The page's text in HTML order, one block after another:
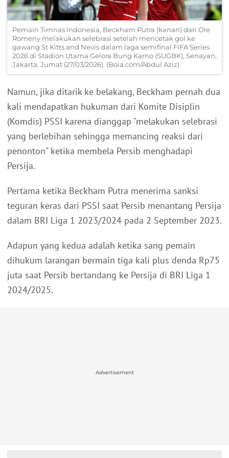
Pemain Timnas Indonesia, Beckham Putra (kanan) dan Ole
Romeny melakukan selebrasi setelah mencetak gol ke
gawang St Kitts and Nevis dalam laga semifinal FIFA Series
2026 di Stadion Utama Gelora Bung Karno (SUGBK), Senayan,
Jakarta, Jumat (27/03/2026). (Bola.com/Abdul Aziz)
Namun, jika ditarik ke belakang, Beckham pernah dua
kali mendapatkan hukuman dari Komite Disiplin
(Komdis) PSSI karena dianggap "melakukan selebrasi
yang berlebihan sehingga memancing reaksi dari
penonton" ketika membela Persib menghadapi
Persija.
Pertama ketika Beckham Putra menerima sanksi
teguran keras dari PSSI saat Persib menantang Persija
dalam BRI Liga 1 2023/2024 pada 2 September 2023.
Adapun yang kedua adalah ketika sang pemain
dihukum larangan bermain tiga kali plus denda Rp75
juta saat Persib bertandang ke Persija di BRI Liga 1
2024/2025.
Advertisement